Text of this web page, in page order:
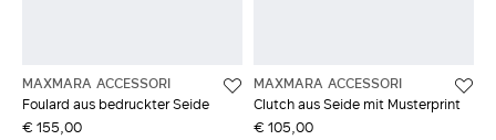
MAXMARA ACCESSORI
Foulard aus bedruckter Seide
€ 155,00
MAXMARA ACCESSORI
Clutch aus Seide mit Musterprint
€ 105,00